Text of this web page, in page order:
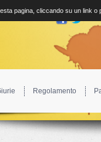
Regolamento
pagina, cliccando su un link